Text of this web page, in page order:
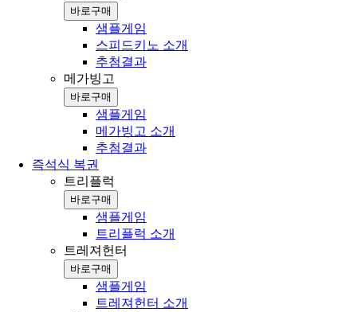
바로구매
샘플게임
스피드키노 소개
추첨결과
메가빙고
바로구매
샘플게임
메가빙고 소개
추첨결과
즉석식 복권
트리플럭
바로구매
샘플게임
트리플럭 소개
트레져헌터
바로구매
샘플게임
트레져헌터 소개